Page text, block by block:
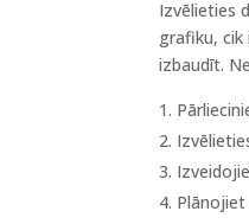
Izvēlieties
grafiku,
izbaudīt.